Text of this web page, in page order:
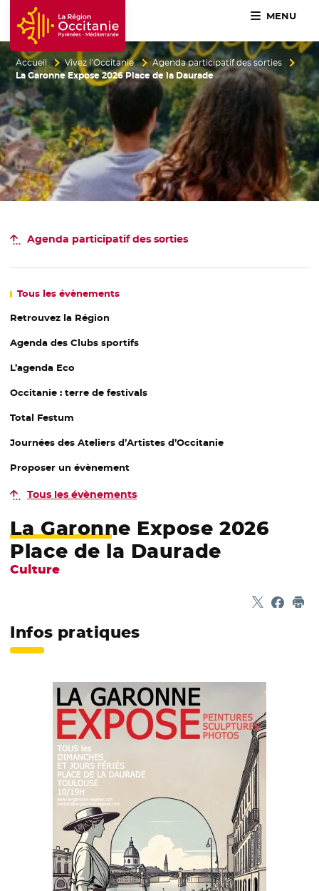
Accueil Région Occitanie / Pyrénées-Méditerranée
MENU
Accueil Vivez l’Occitanie
Agenda participatif des sorties
La Garonne Expose 2026 Place de la Daurade
Agenda participatifdes sorties
Tous les évènements
Retrouvez la Région
Agenda des Clubs sportifs
L’agenda Eco
Occitanie : terre de festivals
Total Festum
Journées des Ateliers d’Artistes d’Occitanie
Proposer un évènement
Tous les évènements
La Garonne Expose 2026
Place de la Daurade
Culture
Partager
- Nouvelle
-
Infos pratiques